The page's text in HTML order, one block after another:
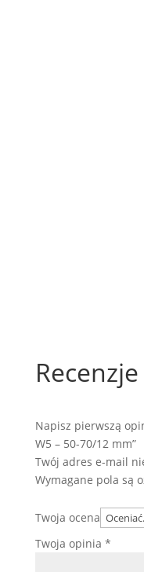
Recenzje
Napisz pierwszą
W5 – 50-70/12 mm”
Twój adres e-mail
Wymagane pola są
Twoja ocena
Twoja opinia *